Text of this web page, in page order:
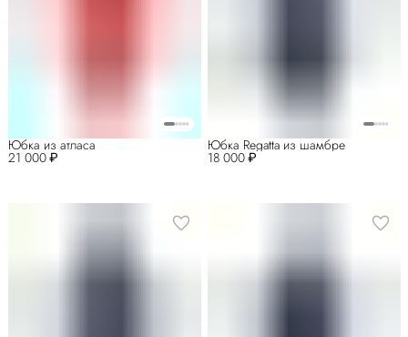
21 000 ₽
Юбка из атласа
18 000 ₽
Юбка Regatta из шамбре